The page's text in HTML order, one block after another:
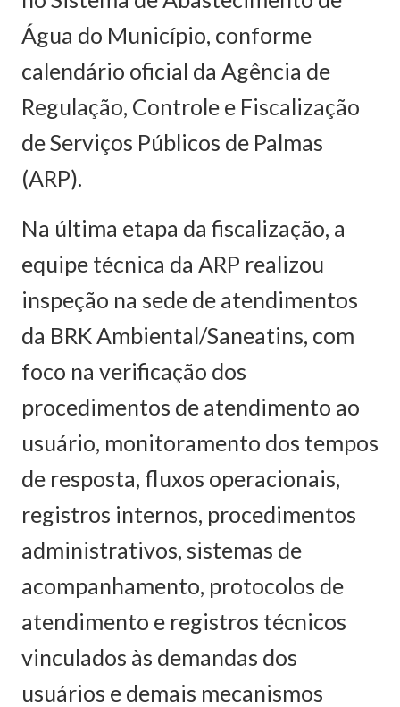
Água do Município, conforme
calendário oficial da Agência de
Regulação, Controle e Fiscalização
de Serviços Públicos de Palmas
(ARP).
Na última etapa da fiscalização, a
equipe técnica da ARP realizou
inspeção na sede de atendimentos
da BRK Ambiental/Saneatins, com
foco na verificação dos
procedimentos de atendimento ao
usuário, monitoramento dos tempos
de resposta, fluxos operacionais,
registros internos, procedimentos
administrativos, sistemas de
acompanhamento, protocolos de
atendimento e registros técnicos
vinculados às demandas dos
usuários e demais mecanismos